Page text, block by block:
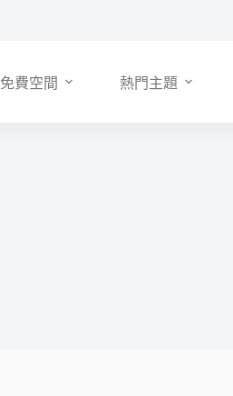
免費空間 熱門主題